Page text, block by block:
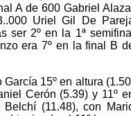
A de 600 Gabriel
Uriel Gil De
ser 2º en la 1ª semifinal
era 7º en la final B
15º en altura
Cerón (5.39) y 11º
(11.48), con